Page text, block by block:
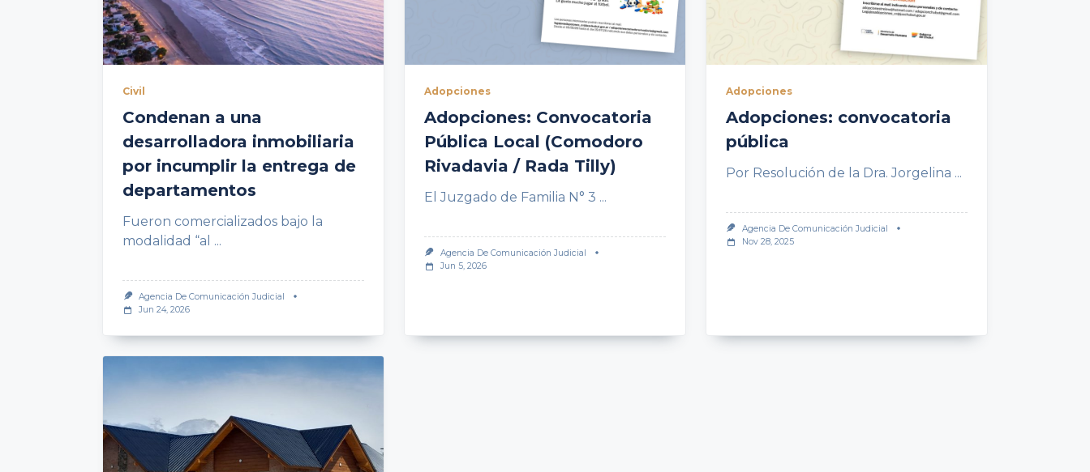
Civil
Condenan a una
desarrolladora inmobiliaria
por incumplir la entrega de
departamentos
Fueron comercializados bajo la
modalidad “al ...
Agencia De Comunicación Judicial
Jun 24, 2026
Adopciones
Adopciones: Convocatoria
Pública Local (Comodoro
Rivadavia / Rada Tilly)
El Juzgado de Familia N° 3 ...
Agencia De Comunicación Judicial
Jun 5, 2026
Adopciones
Adopciones: convocatoria
pública
Por Resolución de la Dra. Jorgelina ...
Agencia De Comunicación Judicial
Nov 28, 2025